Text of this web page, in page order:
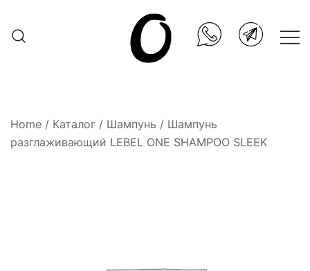
content
Home / Каталог / Шампунь / Шампунь
разглаживающий LEBEL ONE SHAMPOO SLEEK